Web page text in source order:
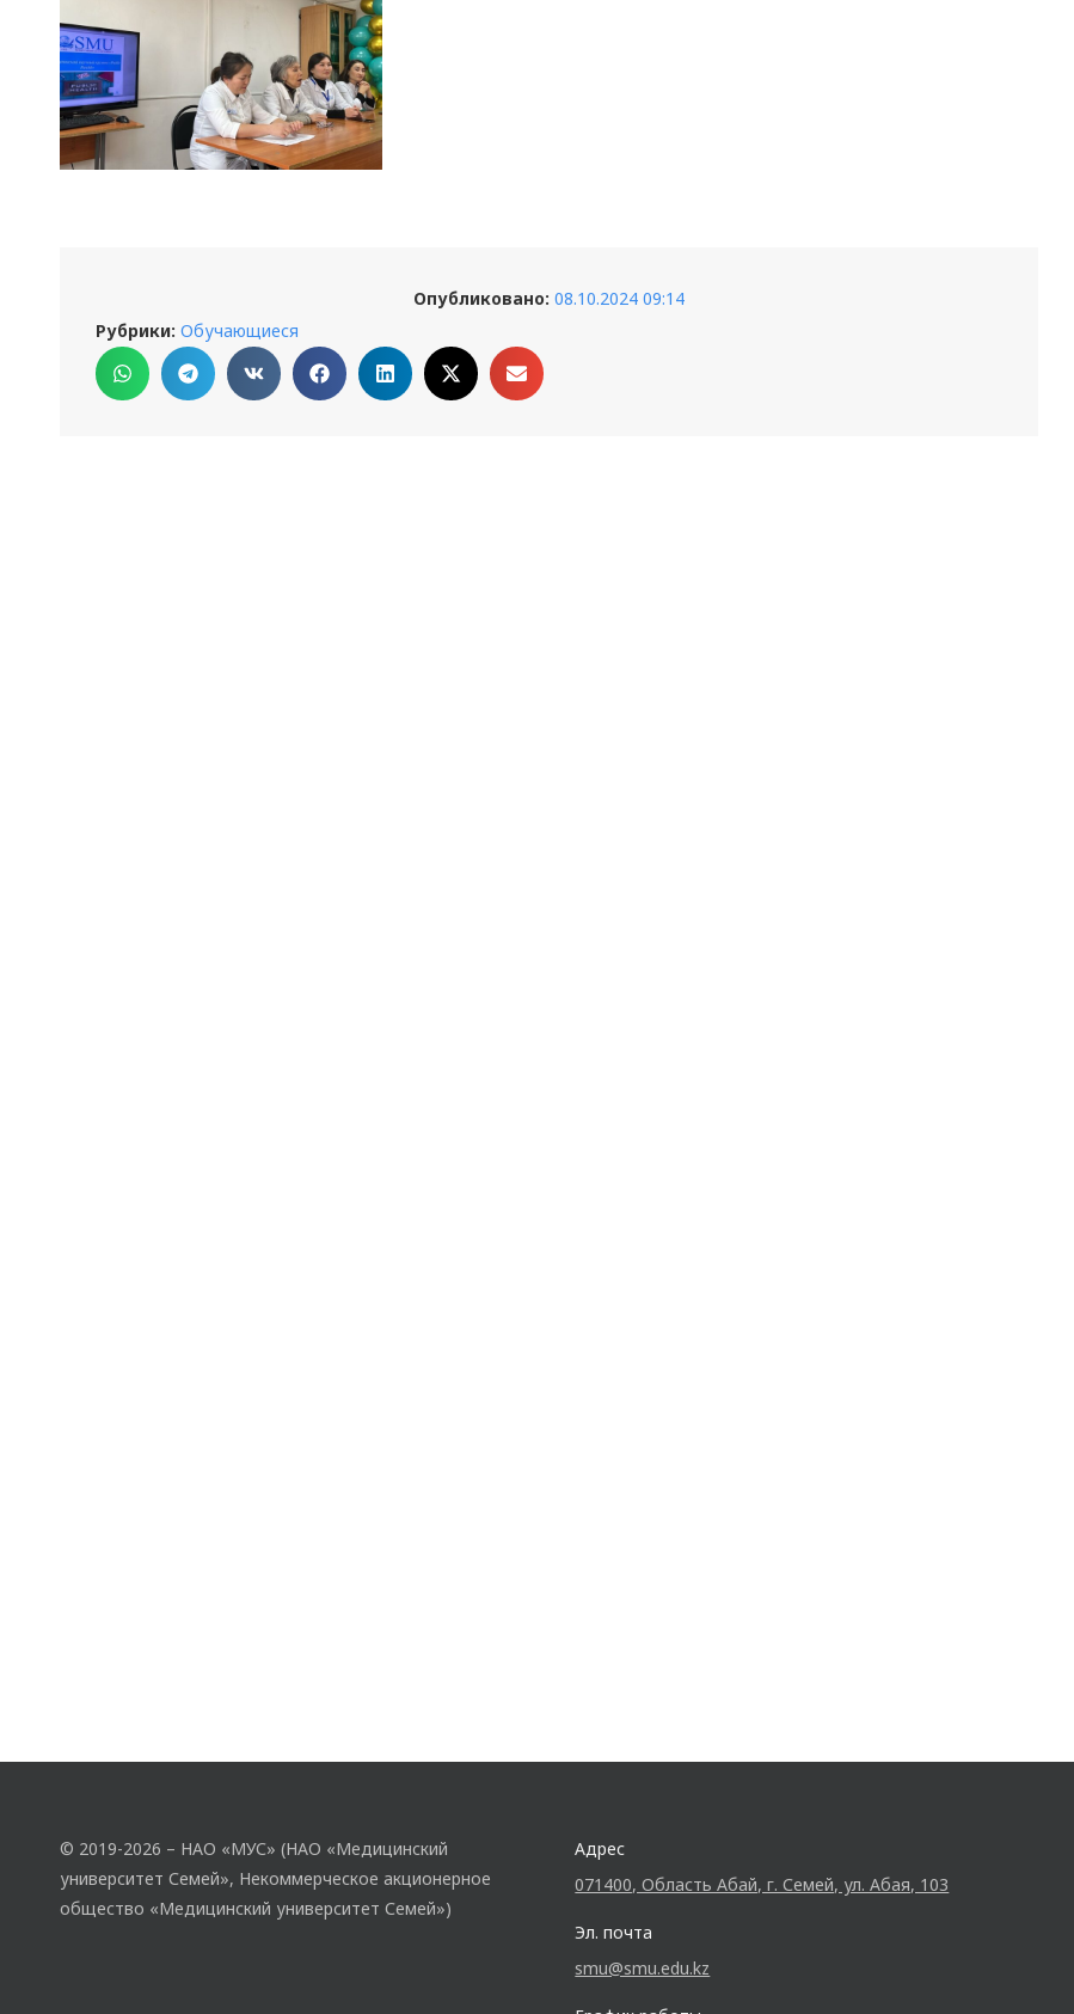
Опубликовано: 08.10.2024 09:14
Рубрики: Обучающиеся
© 2019-2026 – НАО «МУС» (НАО «Медицинский
университет Семей», Некоммерческое акционерное
общество «Медицинский университет Семей»)
Адрес
071400, Область Абай, г. Семей, ул. Абая, 103
Эл. почта
smu@smu.edu.kz